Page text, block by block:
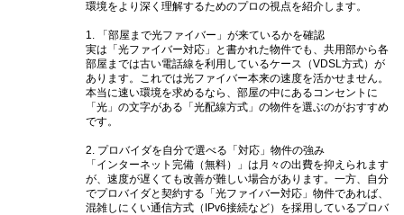
環境をより深く理解するためのプロの視点を紹介します。
1. 「部屋まで光ファイバー」が来ているかを確認
実は「光ファイバー対応」と書かれた物件でも、共用部から各
部屋までは古い電話線を利用しているケース（VDSL方式）が
あります。これでは光ファイバー本来の速度を活かせません。
本当に速い環境を求めるなら、部屋の中にあるコンセントに
「光」の文字がある「光配線方式」の物件を選ぶのがおすすめ
です。
2. プロバイダを自分で選べる「対応」物件の強み
「インターネット完備（無料）」は月々の出費を抑えられます
が、速度が遅くても改善が難しい場合があります。一方、自分
でプロバイダと契約する「光ファイバー対応」物件であれば、
混雑しにくい通信方式（IPv6接続など）を採用しているプロバ